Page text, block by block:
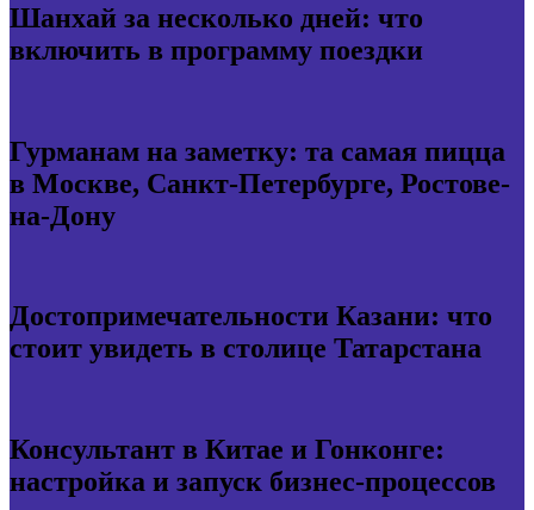
Шанхай за несколько дней: что
включить в программу поездки
Гурманам на заметку: та самая пицца
в Москве, Санкт-Петербурге, Ростове-
на-Дону
Достопримечательности Казани: что
стоит увидеть в столице Татарстана
Консультант в Китае и Гонконге:
настройка и запуск бизнес-процессов